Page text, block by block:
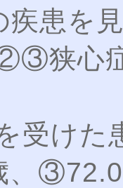
疾患を
心症
受けた
、